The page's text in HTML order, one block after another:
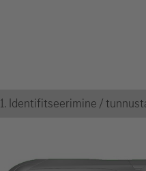
1. Identifitseerimine /